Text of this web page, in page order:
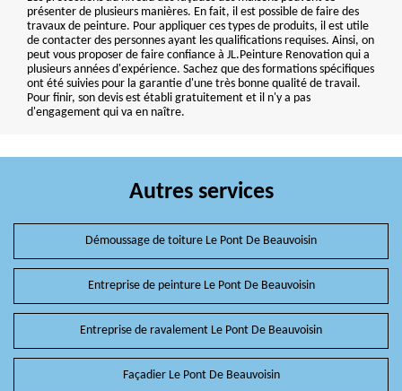
présenter de plusieurs manières. En fait, il est possible de faire des
travaux de peinture. Pour appliquer ces types de produits, il est utile
de contacter des personnes ayant les qualifications requises. Ainsi, on
peut vous proposer de faire confiance à JL.Peinture Renovation qui a
plusieurs années d'expérience. Sachez que des formations spécifiques
ont été suivies pour la garantie d'une très bonne qualité de travail.
Pour finir, son devis est établi gratuitement et il n'y a pas
d'engagement qui va en naître.
Autres services
Démoussage de toiture Le Pont De Beauvoisin
Entreprise de peinture Le Pont De Beauvoisin
Entreprise de ravalement Le Pont De Beauvoisin
Façadier Le Pont De Beauvoisin